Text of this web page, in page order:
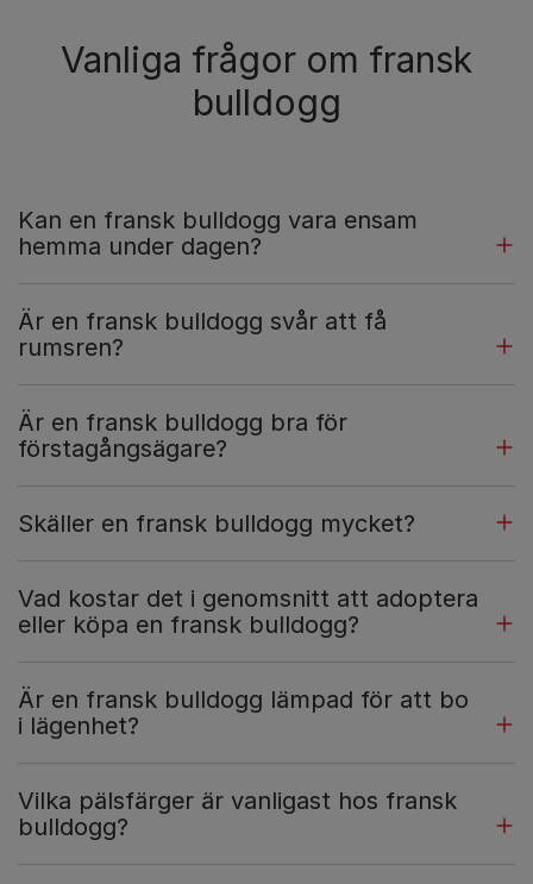
Vanliga frågor om fransk
bulldogg
Kan en fransk bulldogg vara ensam
hemma under dagen?
Är en fransk bulldogg svår att få
rumsren?
Är en fransk bulldogg bra för
förstagångsägare?
Skäller en fransk bulldogg mycket?
Vad kostar det i genomsnitt att adoptera
eller köpa en fransk bulldogg?
Är en fransk bulldogg lämpad för att bo
i lägenhet?
Vilka pälsfärger är vanligast hos fransk
bulldogg?